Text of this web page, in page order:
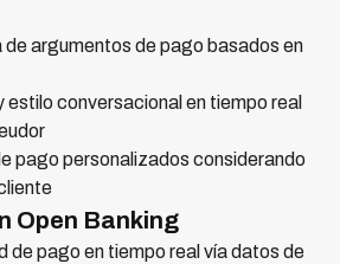
de argumentos de pago basados en
conversacional en tiempo real
pago personalizados considerando
Open Banking
de pago en tiempo real vía datos de